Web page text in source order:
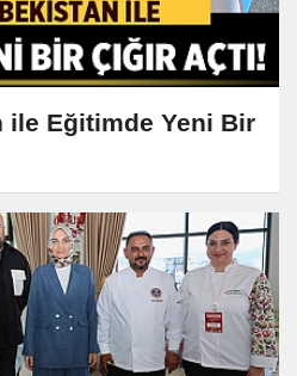
ile Eğitimde Yeni Bir